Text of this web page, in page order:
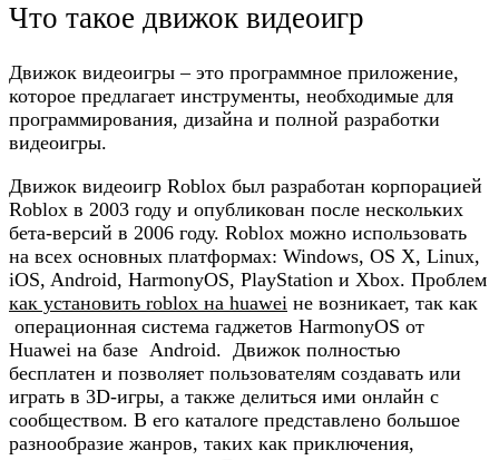
Что такое движок видеоигр
Движок видеоигры – это программное приложение,
которое предлагает инструменты, необходимые для
программирования, дизайна и полной разработки
видеоигры.
Движок видеоигр Roblox был разработан корпорацией
Roblox в 2003 году и опубликован после нескольких
бета-версий в 2006 году. Roblox можно использовать
на всех основных платформах: Windows, OS X, Linux,
iOS, Android, HarmonyOS, PlayStation и Xbox. Проблем
как установить roblox на huawei не возникает, так как
операционная система гаджетов HarmonyOS от
Huawei на базе Android. Движок полностью
бесплатен и позволяет пользователям создавать или
играть в 3D-игры, а также делиться ими онлайн с
сообществом. В его каталоге представлено большое
разнообразие жанров, таких как приключения,